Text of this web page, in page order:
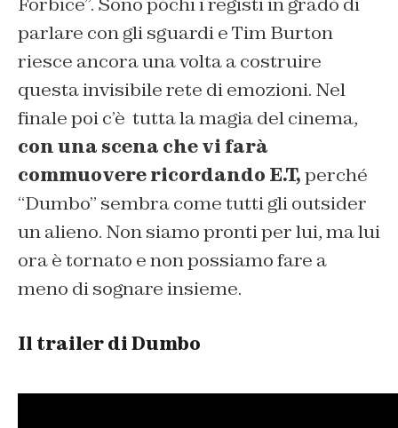
parlare con gli sguardi e Tim Burton
riesce ancora una volta a costruire
questa invisibile rete di emozioni. Nel
finale poi c’è tutta la magia del cinema,
con una scena che vi farà
commuovere ricordando E.T,perché
“Dumbo” sembra come tutti gli outsider
un alieno. Non siamo pronti per lui, ma lui
ora è tornato e non possiamo fare a
meno di sognare insieme.
Il trailer di Dumbo